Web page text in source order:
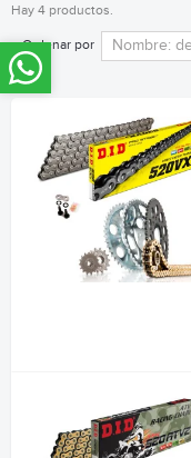
Hay 4 productos.
Ordenar por